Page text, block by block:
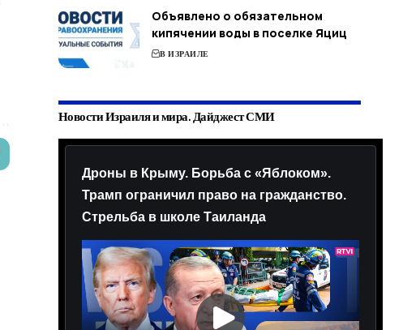
Объявлено о обязательном
кипячении воды в поселке Яциц
В ИЗРАИЛЕ
Новости Израиля и мира. Дайджест СМИ